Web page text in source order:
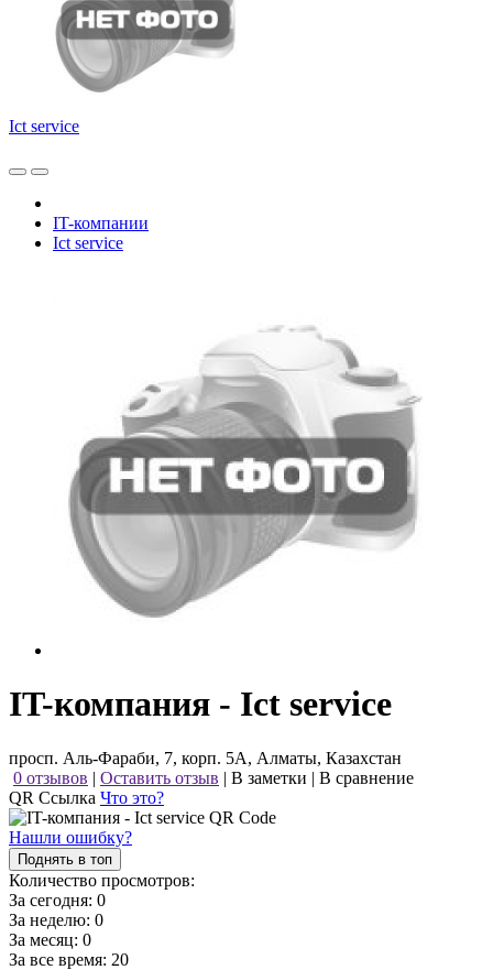
Ict service
IT-компании
Ict service
IT-компания - Ict service
просп. Аль-Фараби, 7, корп. 5А, Алматы, Казахстан
0 отзывов | Оставить отзыв | В заметки | В сравнение
QR Ссылка Что это?
Нашли ошибку?
Поднять в топ
Количество просмотров:
За сегодня: 0
За неделю: 0
За месяц: 0
За все время: 20